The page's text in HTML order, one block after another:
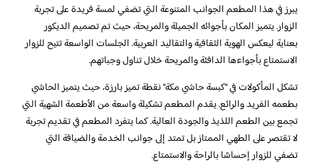
يبرز في هذا المطعم الجوانب المتنوعة التي تضفي لمسة فريدة على تجربة
الزوار. يتميز المكان بأجوائه الجميلة والمريحة، حيث تم تصميم الديكور
بعناية ليعكس الهوية الثقافية والتقاليد العربية. الجلسات الواسعة تتيح للزوار
الاستمتاع بأجواءها الدافئة والمريحة خلال تناول وجباتهم.
تشكل المأكولات في “كبسة حاشي مكة” نقطة تميز بارزة، حيث يتميز الحاشي
بطعمه الفريد والرائع. يقدم المطعم تشكيلة واسعة من الأطعمة الشهية التي
تجمع بين الطعم اللذيذ والجودة العالية. كما يتفرد المطعم في تقديم تجربة
لا تقتصر على الطهي الممتاز بل تمتد إلى جوانب الخدمة والضيافة التي
تضفي للزوار إحساسًا بالراحة والاستمتاع.